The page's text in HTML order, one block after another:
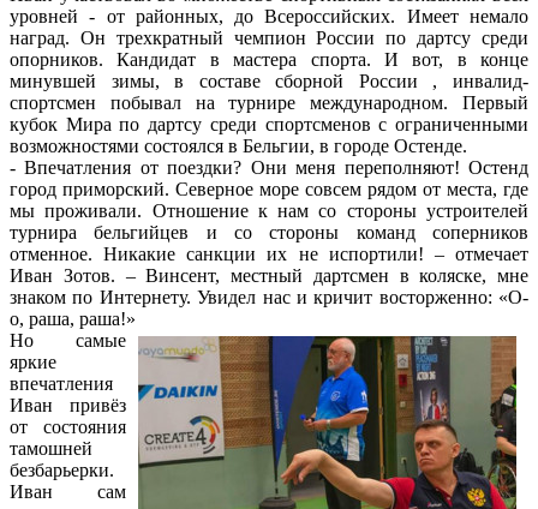
уровней - от районных, до Всероссийских. Имеет немало
наград. Он трехкратный чемпион России по дартсу среди
опорников. Кандидат в мастера спорта. И вот, в конце
минувшей зимы, в составе сборной России , инвалид-
спортсмен побывал на турнире международном. Первый
кубок Мира по дартсу среди спортсменов с ограниченными
возможностями состоялся в Бельгии, в городе Остенде.
- Впечатления от поездки? Они меня переполняют! Остенд
город приморский. Северное море совсем рядом от места, где
мы проживали. Отношение к нам со стороны устроителей
турнира бельгийцев и со стороны команд соперников
отменное. Никакие санкции их не испортили! – отмечает
Иван Зотов. – Винсент, местный дартсмен в коляске, мне
знаком по Интернету. Увидел нас и кричит восторженно: «О-
о, раша, раша!»
Но самые
яркие
впечатления
Иван привёз
от состояния
тамошней
безбарьерки.
Иван сам